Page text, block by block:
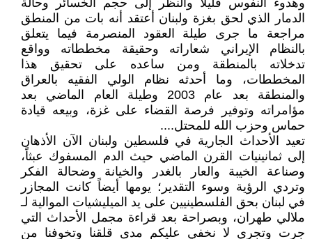
وهدوء النفوس قليلا والنظر إلى حجم الخسائر وحالة
الدمار الذي لحق بغزة ولبنان أعتقد أنه بات من المنطق
مراجعة ما جرى طيلة العقود المنصرمة فيما يتعلق
بالنظام الإيراني شعاراته وحقيقة مخططاته وواقع
تدخلاته بالمنطقة ومن ساعده على تحقيق هذا
المخططات، وما أحدثه نظام الولي الفقيه بالعراق
والمنطقة بعد عام 2003 وطيلة العام الماضي بعد
مؤامراته وتوفير فرصة القضاء على غزة، وبيعه قيادة
حماس وحزب الله للمحتل....
تعيد الأحداث الجارية في فلسطين ولبنان الآن الأذهان
إلى ثمانينيات القرن الماضي حيث الدم المسفوك عبثاً،
وصناعة الخيبة والعار بالغدر والخيانة وضحالة الفكر
وتردي الرؤية وسوء التقدير؛ يومها أيضاً كانت المجازر
في لبنان بحق الفلسطينيين على يد الميليشيات الموالية لـ
ملالي طهران، وبصراحة بعد قراءة مجمل الأحداث التي
جرت وتجري لا نخفي عليكم مدى قلقنا وتخوفنا من